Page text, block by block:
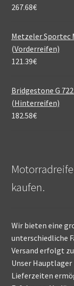
267.68€
Metzeler Sportec
(Vorderreifen)
121.39€
Bridgestone G
(Hinterreifen)
182.58€
kaufen.
Wir bieten eine
unterschiedliche
Versand erfolgt
Unser
Lieferzeiten